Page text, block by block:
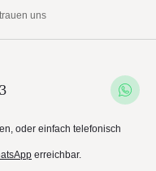
uns
oder einfach telefonisch
erreichbar.